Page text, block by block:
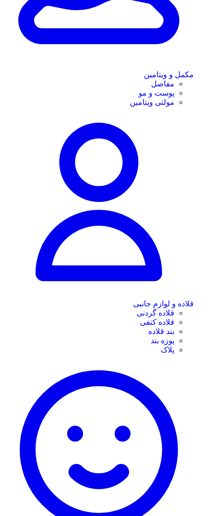
مکمل و ویتامین
مفاصل
پوست و مو
مولتی ویتامین
قلاده و لوازم جانبی
قلاده گردنی
قلاده کتفی
بند قلاده
پوزه بند
پلاک